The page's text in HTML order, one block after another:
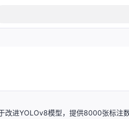
改进YOLOv8模型，提供8000张标注